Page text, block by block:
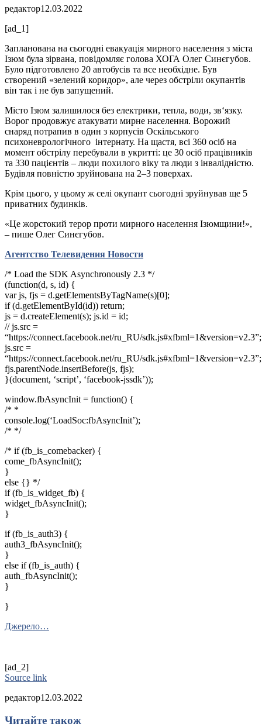
редактор12.03.2022
[ad_1]
Запланована на сьогодні евакуація мирного населення з міста
Ізюм була зірвана, повідомляє голова ХОГА Олег Синєгубов.
Було підготовлено 20 автобусів та все необхідне. Був
створений «зелений коридор», але через обстріли окупантів
він так і не був запущений.
Місто Ізюм залишилося без електрики, тепла, води, зв‘язку.
Ворог продовжує атакувати мирне населення. Ворожий
снаряд потрапив в один з корпусів Оскільського
психоневрологічного інтернату. На щастя, всі 360 осіб на
момент обстрілу перебували в укритті: це 30 осіб працівників
та 330 пацієнтів – люди похилого віку та люди з інвалідністю.
Будівля повністю зруйнована на 2–3 поверхах.
Крім цього, у цьому ж селі окупант сьогодні зруйнував ще 5
приватних будинків.
«Це жорстокий терор проти мирного населення Ізюмщини!»,
– пише Олег Синєгубов.
Агентство Телевидения Новости
/* Load the SDK Asynchronously 2.3 */
(function(d, s, id) {
var js, fjs = d.getElementsByTagName(s)[0];
if (d.getElementById(id)) return;
js = d.createElement(s); js.id = id;
// js.src =
“https://connect.facebook.net/ru_RU/sdk.js#xfbml=1&version=v2.3”;
js.src =
“https://connect.facebook.net/ru_RU/sdk.js#xfbml=1&version=v2.3”;
fjs.parentNode.insertBefore(js, fjs);
}(document, ‘script’, ‘facebook-jssdk’));
window.fbAsyncInit = function() {
/* *
console.log(‘LoadSoc:fbAsyncInit’);
/* */
/* if (fb_is_comebacker) {
come_fbAsyncInit();
}
else {} */
if (fb_is_widget_fb) {
widget_fbAsyncInit();
}
if (fb_is_auth3) {
auth3_fbAsyncInit();
}
else if (fb_is_auth) {
auth_fbAsyncInit();
}
}
Джерело…
[ad_2]
Source link
редактор12.03.2022
Читайте також